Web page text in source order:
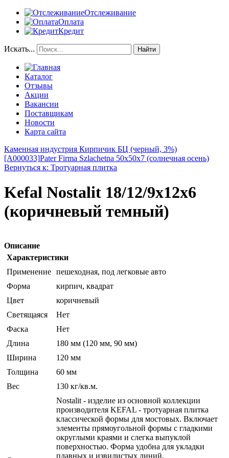
Отслеживание
Оплата
Кредит
Искать... Найти
Каталог
Отзывы
Акции
Вакансии
Поставщикам
Новости
Карта сайта
Каменная индустрия Кирпичик БЦ (черный, 3%)
[A000033]Pater Firma Szlachetna 50x50x7 (солнечная осень)
Вернуться к: Тротуарная плитка
Kefal Nostalit 18/12/9x12x6
(коричневый темный)
Описание
Характеристики
Применение пешеходная, под легковые авто
Форма
кирпич, квадрат
Цвет
коричневый
Светящаяся
Нет
Фаска
Нет
Длина
180 мм (120 мм, 90 мм)
Ширина
120 мм
Толщина
60 мм
Вес
130 кг/кв.м.
Nostalit - изделие из основной коллекции
производителя KEFAL - тротуарная плитка
классической формы для мостовых. Включает
элементы прямоугольной формы с гладкими
округлыми краями и слегка выпуклой
поверхностью. Форма удобна для укладки
плавных и извилистых линий,